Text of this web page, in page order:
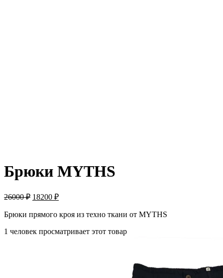
Брюки MYTHS
26000₽ 18200 ₽
Брюки прямого кроя из техно ткани от MYTHS
1 человек просматривает этот товар